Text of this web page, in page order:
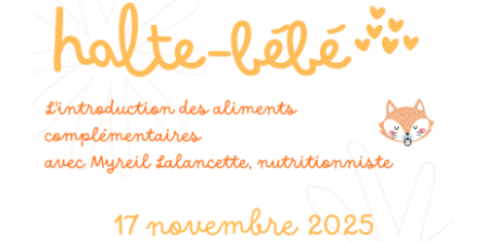
Programmation
Mon Compte